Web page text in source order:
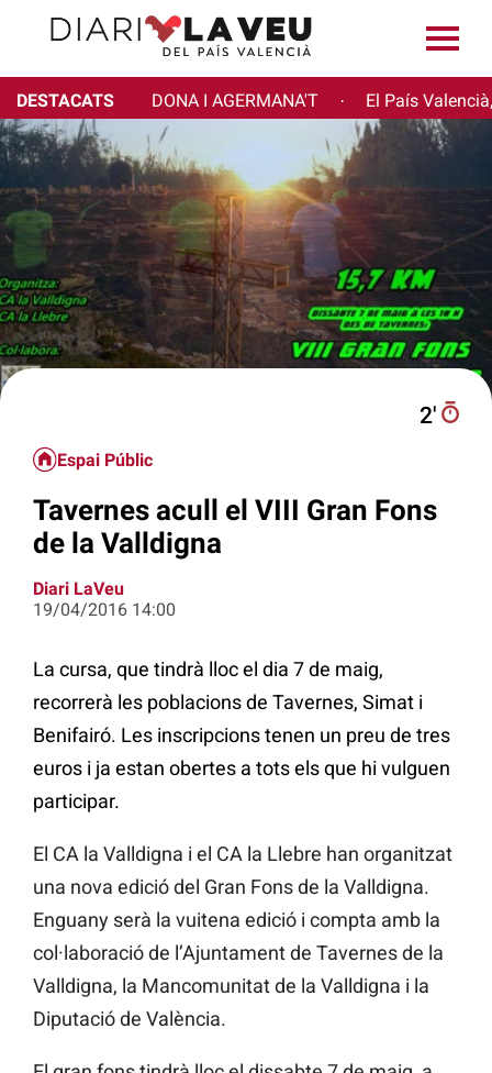
DESTACATS DONA I AGERMANA'T · El País
2′
Espai Públic
Tavernes acull el VIII Gran Fons
de la Valldigna
Diari LaVeu
19/04/2016 14:00
La cursa, que tindrà lloc el dia 7 de maig,
recorrerà les poblacions de Tavernes, Simat i
Benifairó. Les inscripcions tenen un preu de tres
euros i ja estan obertes a tots els que hi vulguen
participar.
El CA la Valldigna i el CA la Llebre han organitzat
una nova edició del Gran Fons de la Valldigna.
Enguany serà la vuitena edició i compta amb la
col·laboració de l’Ajuntament de Tavernes de la
Valldigna, la Mancomunitat de la Valldigna i la
Diputació de València.